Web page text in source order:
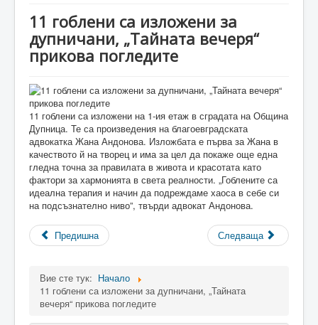
11 гоблени са изложени за
дупничани, „Тайната вечеря“
прикова погледите
11 гоблени са изложени на 1-ия етаж в сградата на Община
Дупница. Те са произведения на благоевградската
адвокатка Жана Андонова. Изложбата е първа за Жана в
качеството й на творец и има за цел да покаже още една
гледна точна за правилата в живота и красотата като
фактори за хармонията в света реалности. „Гоблените са
идеална терапия и начин да подреждаме хаоса в себе си
на подсъзнателно ниво”, твърди адвокат Андонова.
Предишна Следваща
Вие сте тук: Начало
11 гоблени са изложени за дупничани, „Тайната
вечеря“ прикова погледите